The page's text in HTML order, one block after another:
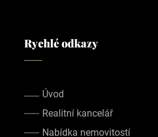
Rychlé odkazy
Úvod
Realitní kancelář
Nabídka nemovitostí